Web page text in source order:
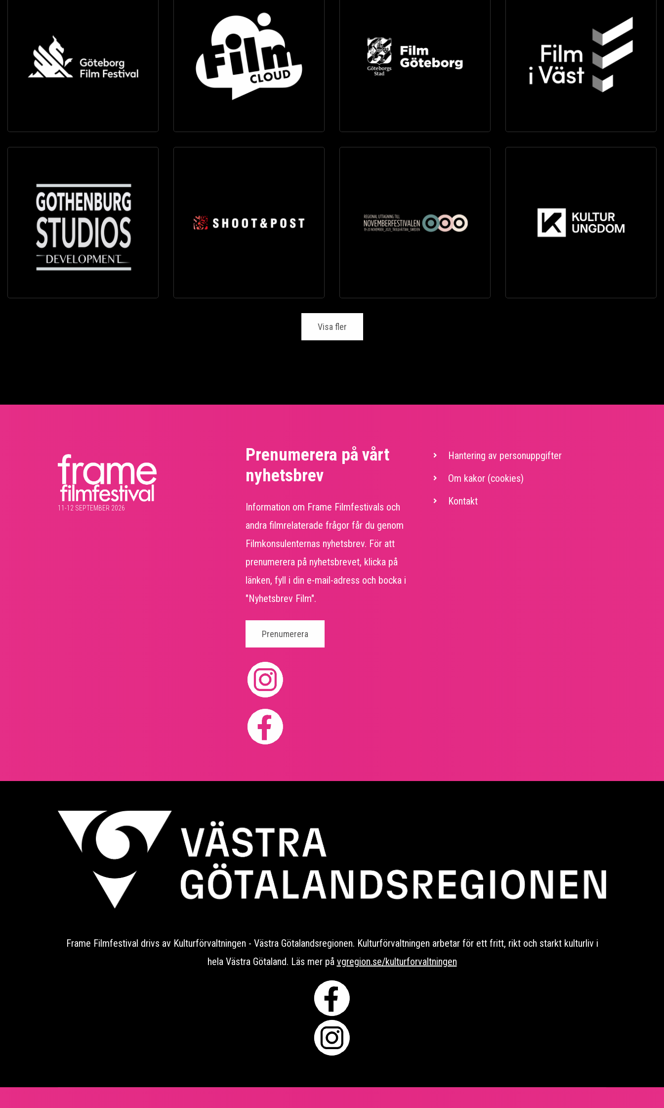
Visa fler
11-12 SEPTEMBER 2026
Prenumerera på vårt
nyhetsbrev
Information om Frame Filmfestivals och
andra filmrelaterade frågor får du genom
Filmkonsulenternas nyhetsbrev. För att
prenumerera på nyhetsbrevet, klicka på
länken, fyll i din e-mail-adress och bocka i
"Nyhetsbrev Film".
Prenumerera
Sidfot
Hantering av personuppgifter
Om kakor (cookies)
Kontakt
Frame Filmfestival drivs av Kulturförvaltningen - Västra Götalandsregionen. Kulturförvaltningen arbetar för ett fritt, rikt och starkt kulturliv i
hela Västra Götaland. Läs mer på vgregion.se/kulturforvaltningen